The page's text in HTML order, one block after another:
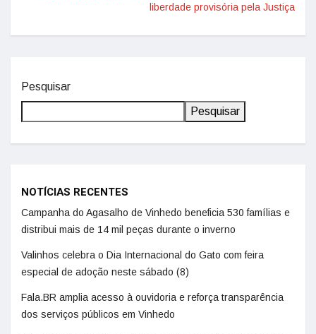
liberdade provisória pela Justiça
Pesquisar
Pesquisar
NOTÍCIAS RECENTES
Campanha do Agasalho de Vinhedo beneficia 530 famílias e
distribui mais de 14 mil peças durante o inverno
Valinhos celebra o Dia Internacional do Gato com feira
especial de adoção neste sábado (8)
Fala.BR amplia acesso à ouvidoria e reforça transparência
dos serviços públicos em Vinhedo